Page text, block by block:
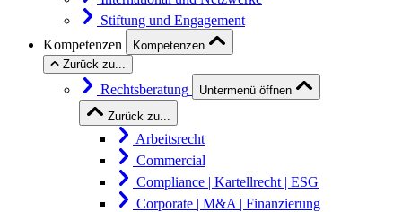
Stiftung und Engagement
Kompetenzen
Kompetenzen
Zurück zu...
Rechtsberatung
Untermenü öffnen
Zurück zu...
Arbeitsrecht
Commercial
Compliance | Kartellrecht | ESG
Corporate | M&A | Finanzierung